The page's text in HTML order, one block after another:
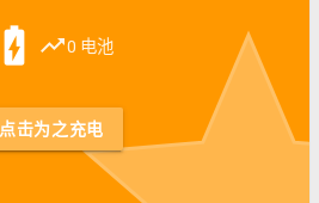
battery_charging_full trending_up0 电池
点击为之充电